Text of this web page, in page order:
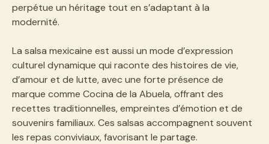
perpétue un héritage tout en s’adaptant à la
modernité.
La salsa mexicaine est aussi un mode d’expression
culturel dynamique qui raconte des histoires de vie,
d’amour et de lutte, avec une forte présence de
marque comme Cocina de la Abuela, offrant des
recettes traditionnelles, empreintes d’émotion et de
souvenirs familiaux. Ces salsas accompagnent souvent
les repas conviviaux, favorisant le partage.